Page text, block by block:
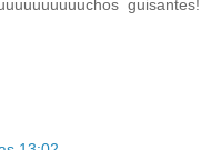
guisantes!